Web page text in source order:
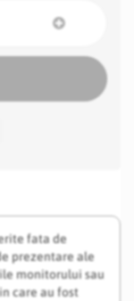
fata de
prezentare ale
monitorului sau
care au fost